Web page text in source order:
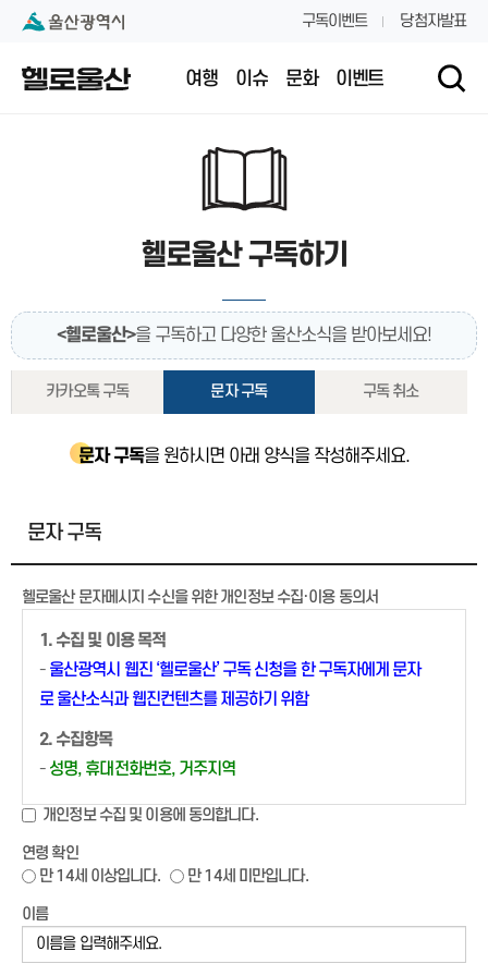
본문 내용 바로가기
대메뉴 바로가기 구독이벤트 당첨자발표
여행 이슈 문화 이벤트
헬로울산 구독하기
<헬로울산>을 구독하고 다양한 울산소식을 받아보세요!
카카오톡 구독 문자 구독 구독 취소
문자 구독을 원하시면 아래 양식을 작성해주세요.
문자 구독
헬로울산 문자메시지 수신을 위한 개인정보 수집·이용 동의서
1. 수집 및 이용 목적
- 울산광역시 웹진 ‘헬로울산’ 구독 신청을 한 구독자에게 문자
로 울산소식과 웹진컨텐츠를 제공하기 위함
2. 수집항목
- 성명, 휴대전화번호, 거주지역
3. 보유 및 이용기간
료 시 즉시 파기함
4. 개인정보 위수탁 관련
‣ 개인정보를 위탁받는 자
개인정보 수집 및 이용에 동의합니다.
연령 확인
만 14세 이상입니다.
만 14세 미만입니다.
이름